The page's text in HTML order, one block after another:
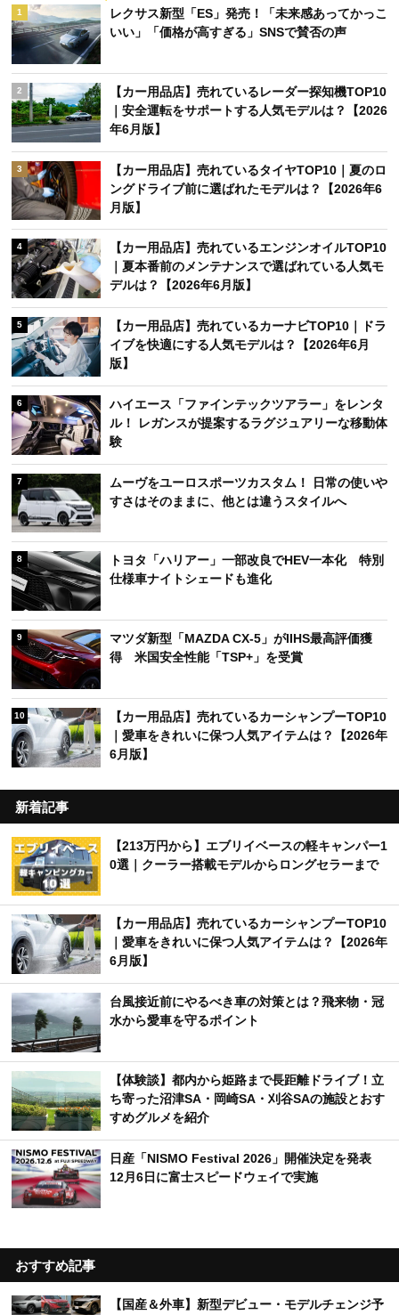
1
レクサス新型「ES」発売！「未来感あってかっこ
いい」「価格が高すぎる」SNSで賛否の声
2
【カー用品店】売れているレーダー探知機TOP10
｜安全運転をサポートする人気モデルは？【2026
年6月版】
3
【カー用品店】売れているタイヤTOP10｜夏のロ
ングドライブ前に選ばれたモデルは？【2026年6
月版】
4
【カー用品店】売れているエンジンオイルTOP10
｜夏本番前のメンテナンスで選ばれている人気モ
デルは？【2026年6月版】
5
【カー用品店】売れているカーナビTOP10｜ドラ
イブを快適にする人気モデルは？【2026年6月
版】
6
ハイエース「ファインテックツアラー」をレンタ
ル！ レガンスが提案するラグジュアリーな移動体
験
7
ムーヴをユーロスポーツカスタム！ 日常の使いや
すさはそのままに、他とは違うスタイルへ
8
トヨタ「ハリアー」一部改良でHEV一本化 特別
仕様車ナイトシェードも進化
9
マツダ新型「MAZDA CX-5」がIIHS最高評価獲
得 米国安全性能「TSP+」を受賞
10
【カー用品店】売れているカーシャンプーTOP10
｜愛車をきれいに保つ人気アイテムは？【2026年
6月版】
新着記事
【213万円から】エブリイベースの軽キャンパー1
0選｜クーラー搭載モデルからロングセラーまで
【カー用品店】売れているカーシャンプーTOP10
｜愛車をきれいに保つ人気アイテムは？【2026年
6月版】
台風接近前にやるべき車の対策とは？飛来物・冠
水から愛車を守るポイント
【体験談】都内から姫路まで長距離ドライブ！立
ち寄った沼津SA・岡崎SA・刈谷SAの施設とおす
すめグルメを紹介
日産「NISMO Festival 2026」開催決定を発表
12月6日に富士スピードウェイで実施
おすすめ記事
【国産＆外車】新型デビュー・モデルチェンジ予